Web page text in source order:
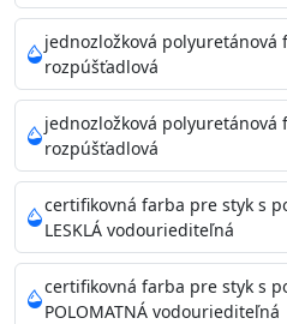
Príprava povrchu
Povrchy musia byť hladké,
mastnoty, solí a materiálov
alebo trhliny vyplňte
akrylovým tmelom Acrylic
putty a prebrúste. Nové
menej kvalitnými farbami
vždy penetrujte.
Acrylan Unco, Gypsum board
na škvrny použite Blanco eco
riediteľné vodou.
jednozložková polyuretánová
rozpúšťadlová
jednozložková polyuretánová
rozpúšťadlová
certifikovná farba pre styk s
LESKLÁ vodouriediteľná
certifikovná farba pre styk s
POLOMATNÁ vodouriediteľná